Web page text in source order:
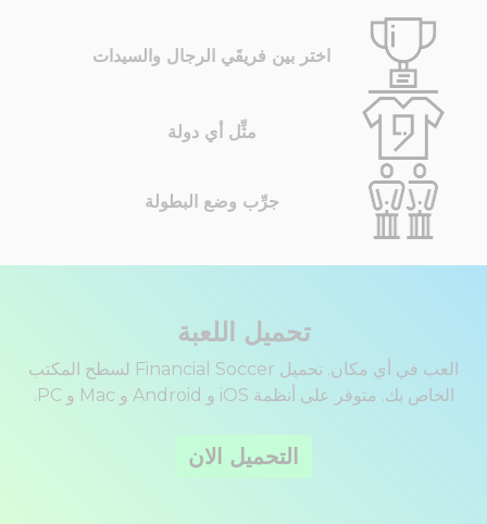
اختر بين فريقَي الرجال والسيدات
مثِّل أي دولة
جرِّب وضع البطولة
تحميل اللعبة
العب في أي مكان. تحميل Financial Soccer لسطح المكتب
الخاص بك. متوفر على أنظمة iOS و Android و Mac و PC.
التحميل الان